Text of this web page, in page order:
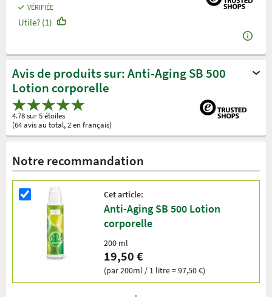
VÉRIFIÉE
Utile? (1)
Avis de produits sur: Anti-Aging SB 500
Lotion corporelle
4.78 sur 5 étoiles
(64 avis au total, 2 en français)
Notre recommandation
Cet article:
Anti-Aging SB 500 Lotion
corporelle
200 ml
19,50 €
(par 200ml / 1 litre = 97,50 €)